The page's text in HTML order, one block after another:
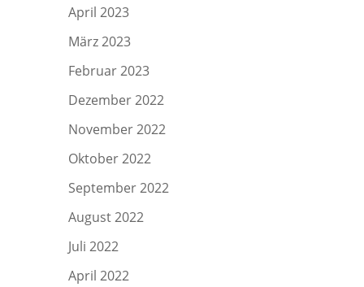
April 2023
März 2023
Februar 2023
Dezember 2022
November 2022
Oktober 2022
September 2022
August 2022
Juli 2022
April 2022